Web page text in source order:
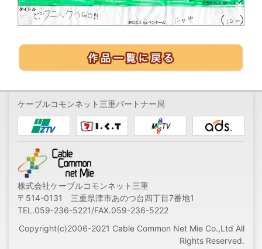
ケーブルコモンネット三重パートナー局
株式会社ケーブルコモンネット三重
〒514-0131 三重県津市あのつ台四丁目7番地1
TEL.059-236-5221/FAX.059-236-5222
Copyright(c)2006-2021 Cable Common Net Mie Co.,Ltd All
Rights Reserved.